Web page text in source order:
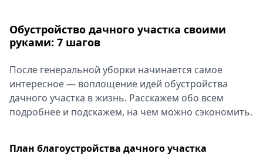
Обустройство дачного участка своими
руками: 7 шагов
После генеральной уборки начинается самое
интересное ― воплощение идей обустройства
дачного участка в жизнь. Расскажем обо всем
подробнее и подскажем, на чем можно сэкономить.
План благоустройства дачного участка